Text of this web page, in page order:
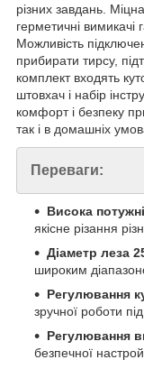
різних завдань.
герметичні вимикачі
Можливість
прибирати тирсу,
комплект входять
штовхач і набір
комфорт і безпеку
так і в домашніх
Переваги:
Висока
якісне різання
Діаметр леза
широким
Регулювання
зручної роботи
Регулювання
безпечної